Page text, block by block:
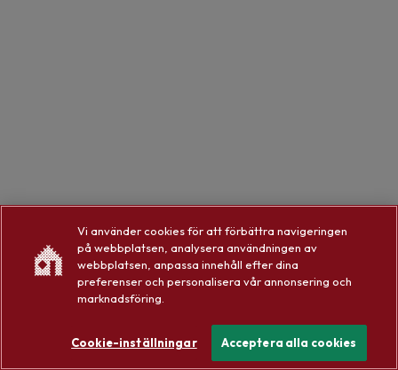
Vi använder cookies för att förbättra navigeringen
på webbplatsen, analysera användningen av
webbplatsen, anpassa innehåll efter dina
preferenser och personalisera vår annonsering och
marknadsföring.
Cookie-inställningar Acceptera alla cookies